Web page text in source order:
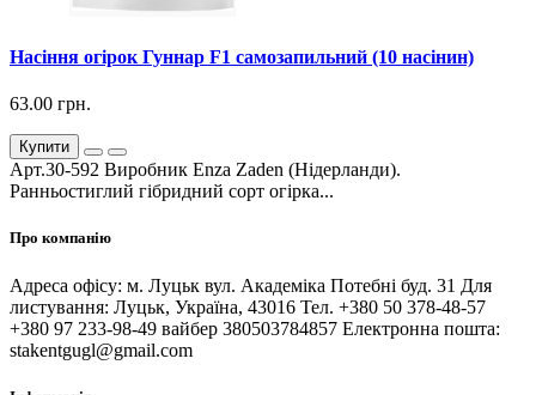
Насіння огірок Гуннар F1 самозапильний (10 насінин)
63.00 грн.
Купити
Арт.30-592 Виробник Enza Zaden (Нідерланди).
Ранньостиглий гібридний сорт огірка...
Про компанію
Адреса офісу: м. Луцьк вул. Академіка Потебні буд. 31 Для
листування: Луцьк, Україна, 43016 Тел. +380 50 378-48-57
+380 97 233-98-49 вайбер 380503784857 Електронна пошта:
stakentgugl@gmail.com